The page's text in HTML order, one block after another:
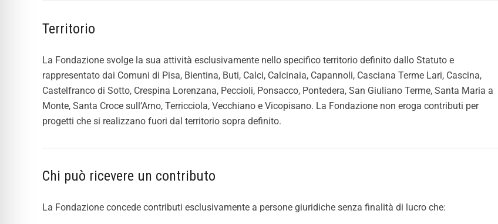
Territorio
La Fondazione svolge la sua attività esclusivamente nello specifico territorio definito dallo Statuto e
rappresentato dai Comuni di Pisa, Bientina, Buti, Calci, Calcinaia, Capannoli, Casciana Terme Lari, Cascina,
Castelfranco di Sotto, Crespina Lorenzana, Peccioli, Ponsacco, Pontedera, San Giuliano Terme, Santa Maria a
Monte, Santa Croce sull’Arno, Terricciola, Vecchiano e Vicopisano. La Fondazione non eroga contributi per
progetti che si realizzano fuori dal territorio sopra definito.
Chi può ricevere un contributo
La Fondazione concede contributi esclusivamente a persone giuridiche senza finalità di lucro che: